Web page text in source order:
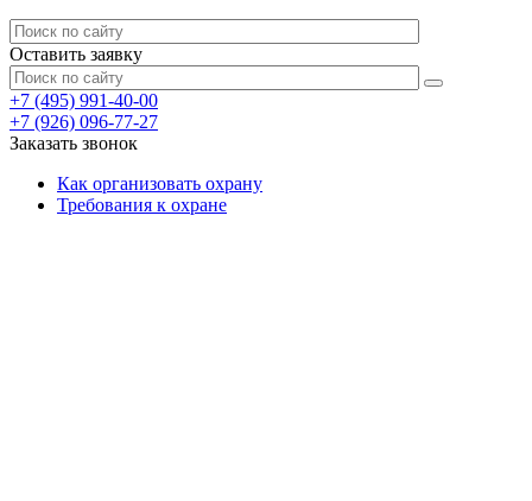
Оставить заявку
+7 (495) 991-40-00
+7 (926) 096-77-27
Заказать звонок
Как организовать охрану
Требования к охране